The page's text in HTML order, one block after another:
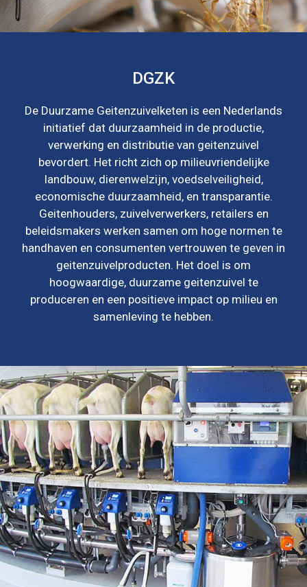
DGZK
De Duurzame Geitenzuivelketen is een Nederlands
initiatief dat duurzaamheid in de productie,
verwerking en distributie van geitenzuivel
bevordert. Het richt zich op milieuvriendelijke
landbouw, dierenwelzijn, voedselveiligheid,
economische duurzaamheid, en transparantie.
Geitenhouders, zuivelverwerkers, retailers en
beleidsmakers werken samen om hoge normen te
handhaven en consumenten vertrouwen te geven in
geitenzuivelproducten. Het doel is om
hoogwaardige, duurzame geitenzuivel te
produceren en een positieve impact op milieu en
samenleving te hebben.